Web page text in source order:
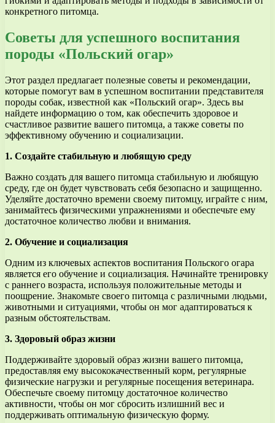
конкретного питомца.
Советы для успешного воспитания
породы «Польский огар»
Этот раздел предлагает полезные советы и рекомендации,
которые помогут вам в успешном воспитании представителя
породы собак, известной как «Польский огар». Здесь вы
найдете информацию о том, как обеспечить здоровое и
счастливое развитие вашего питомца, а также советы по
эффективному обучению и социализации.
1. Создайте стабильную и любящую среду
Важно создать для вашего питомца стабильную и любящую
среду, где он будет чувствовать себя безопасно и защищенно.
Уделяйте достаточно времени своему питомцу, играйте с ним,
занимайтесь физическими упражнениями и обеспечьте ему
достаточное количество любви и внимания.
2. Обучение и социализация
Одним из ключевых аспектов воспитания Польского огара
является его обучение и социализация. Начинайте тренировку
с раннего возраста, используя положительные методы и
поощрение. Знакомьте своего питомца с различными людьми,
животными и ситуациями, чтобы он мог адаптироваться к
разным обстоятельствам.
3. Здоровый образ жизни
Поддерживайте здоровый образ жизни вашего питомца,
предоставляя ему высококачественный корм, регулярные
физические нагрузки и регулярные посещения ветеринара.
Обеспечьте своему питомцу достаточное количество
активности, чтобы он мог сбросить излишний вес и
поддерживать оптимальную физическую форму.